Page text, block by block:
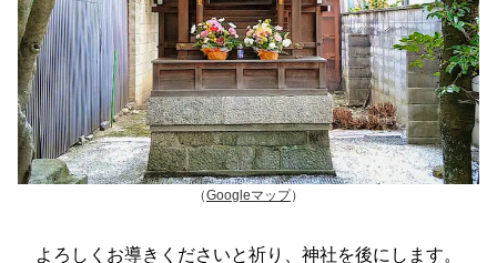
（Googleマップ）
よろしくお導きくださいと祈り、神社を後にします。